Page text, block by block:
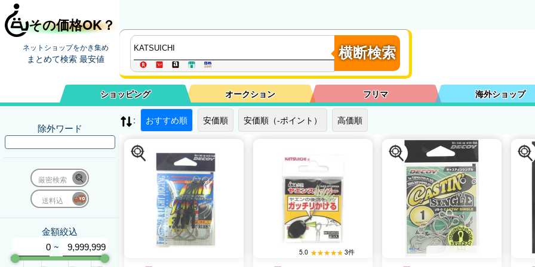
その価格OK？
ネットショップをかき集め
まとめて検索 最安値 横断検索
ショッピング オークション フリマ 海外ショップ
除外ワード
厳密検索
送料込
金額絞込
~
: おすすめ順 安価順 安価順（-ポイント） 高価順
5.0 3件